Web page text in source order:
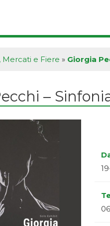
Mercati e Fiere » Giorgia
–